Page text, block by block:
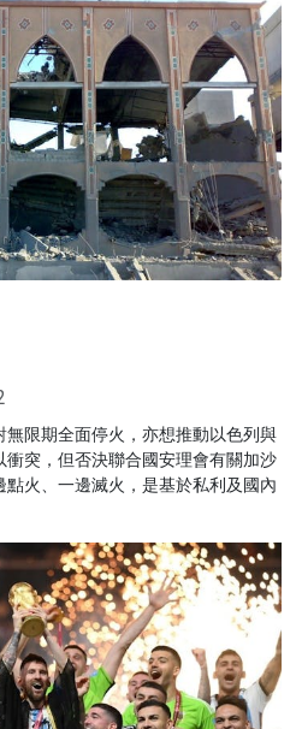
限期全面停火，亦想推動以色列與
突，但否決聯合國安理會有關加沙
火、一邊滅火，是基於私利及國內